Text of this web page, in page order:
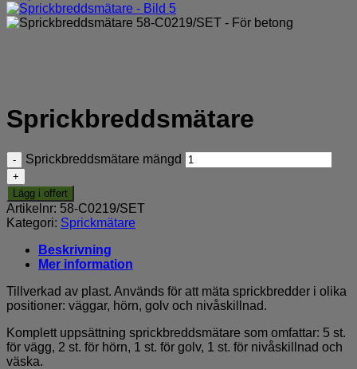
Sprickbreddsmätare
Sprickbreddsmätare mängd
Lägg i offert
Artikelnr: 58-C0219/SET
Kategori: Sprickmätare
Beskrivning
Mer information
Tillverkad av plast. Används för att mäta sprickbredder i olika
positioner: väggar, hörn, golv och nivåskillnad.
Komplett uppsättning sprickbreddsmätare som omfattar: 5 st.
för vägg, 2 st. för hörn, 1 st. för golv, 1 st. för nivåskillnad och
väska.